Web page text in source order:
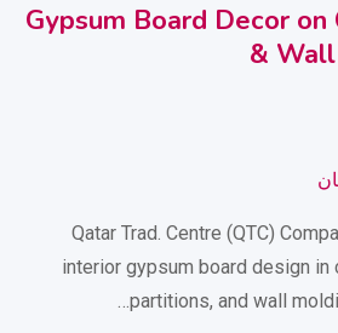
Gypsum Board Decor
&
Qatar Trad. Centre (QTC)
interior gypsum board design in
partitions, and wall